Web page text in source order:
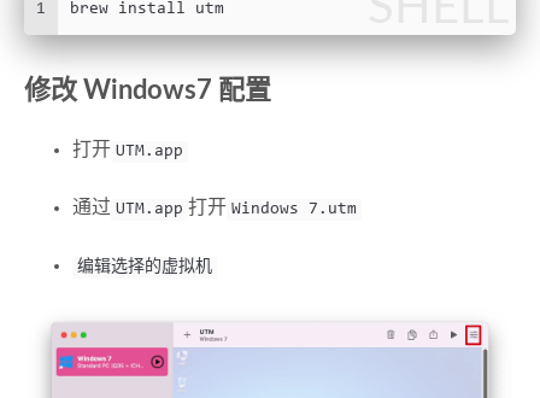
1 brew install utm
修改 Windows7 配置
打开 UTM.app
通过 UTM.app 打开 Windows 7.utm
编辑选择的虚拟机